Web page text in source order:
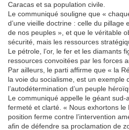
Caracas et sa population civile.
Le communiqué souligne que «
d’une vieille doctrine : celle du pillage
de nos peuples », et que le véritable
sécurité, mais les ressources
Le pétrole, l’or, le fer et les diamants
ressources convoitées par les forces
Par ailleurs, le parti affirme que « la
la voie du socialisme, est un exemple
l’autodétermination d’un peuple
Le communiqué appelle le géant sud-
fermeté et clarté. « Nous exhortons le
position ferme contre l’intervention
afin de défendre sa proclamation de